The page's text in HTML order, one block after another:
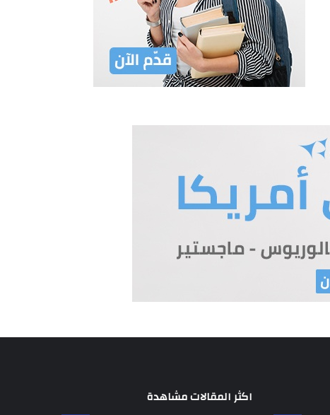
اكثر المقالات مشاهدة